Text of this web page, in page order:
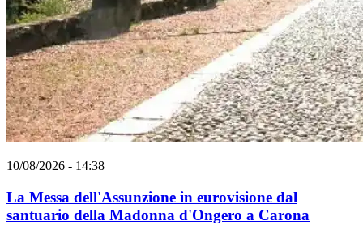
10/08/2026 - 14:38
La Messa dell'Assunzione in eurovisione dal
santuario della Madonna d'Ongero a Carona